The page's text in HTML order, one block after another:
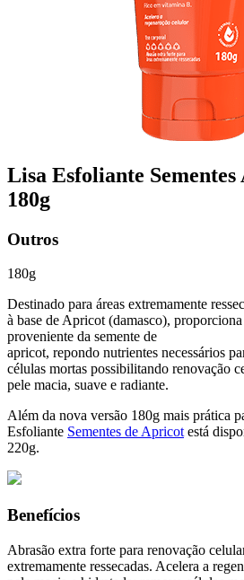
Lisa Esfoliante
180g
Outros
180g
Destinado para áreas extremamente
à base de Apricot (damasco),
proveniente da semente de
apricot, repondo nutrientes necessários
células mortas possibilitando renovação
pele macia, suave e radiante.
Além da nova versão 180g mais prática
Esfoliante Sementes de Apricot está
220g.
Benefícios
Abrasão extra forte para renovação
extremamente ressecadas. Acelera a